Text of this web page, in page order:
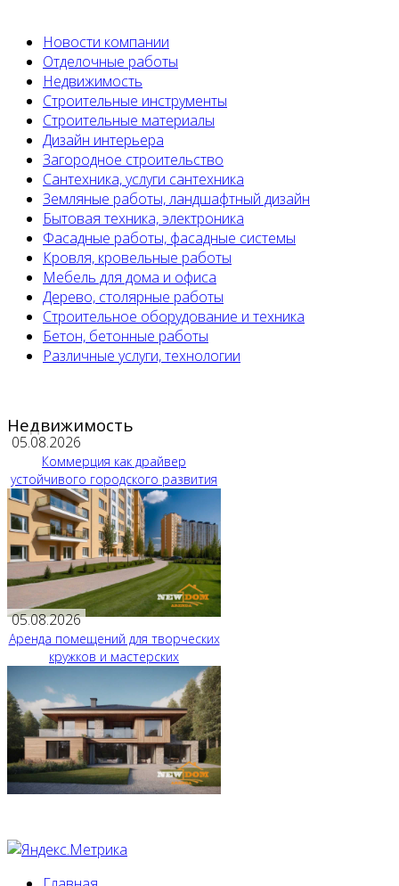
Новости компании
Отделочные работы
Недвижимость
Строительные инструменты
Строительные материалы
Дизайн интерьера
Загородное строительство
Сантехника, услуги сантехника
Земляные работы, ландшафтный дизайн
Бытовая техника, электроника
Фасадные работы, фасадные системы
Кровля, кровельные работы
Мебель для дома и офиса
Дерево, столярные работы
Строительное оборудование и техника
Бетон, бетонные работы
Различные услуги, технологии
Недвижимость
05.08.2026
Коммерция как драйвер
устойчивого городского развития
05.08.2026
Аренда помещений для творческих
кружков и мастерских